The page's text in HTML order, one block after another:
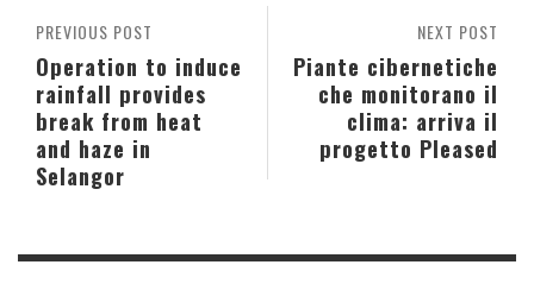
NEXT POST
Piante cibernetiche
che monitorano il
clima: arriva il
progetto Pleased
PREVIOUS POST
Operation to induce
rainfall provides
break from heat
and haze in
Selangor